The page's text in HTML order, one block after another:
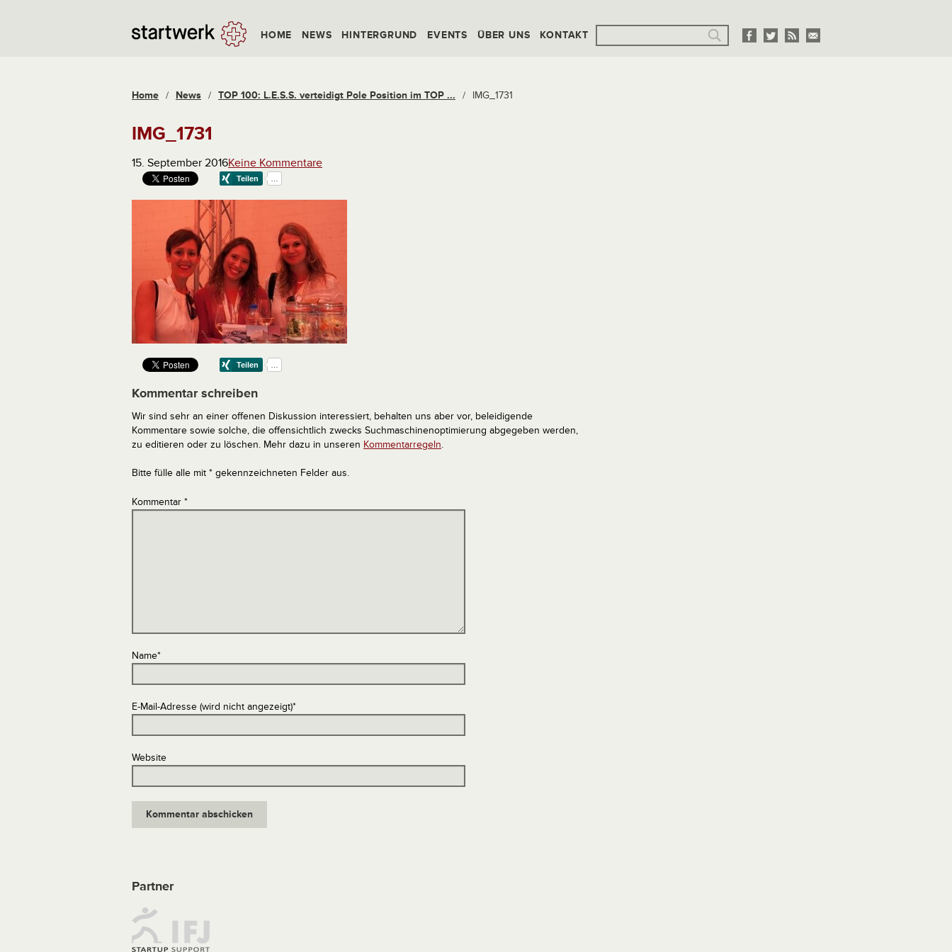
HOME NEWS HINTERGRUND EVENTS ÜBER UNS KONTAKT
Home / News / TOP 100: L.E.S.S. verteidigt Pole Position im TOP ... / IMG_1731
IMG_1731
15. September 2016Keine Kommentare
Kommentar schreiben
Wir sind sehr an einer offenen Diskussion interessiert, behalten uns aber vor, beleidigende
Kommentare sowie solche, die offensichtlich zwecks Suchmaschinenoptimierung abgegeben werden,
zu editieren oder zu löschen. Mehr dazu in unseren Kommentarregeln.
Bitte fülle alle mit * gekennzeichneten Felder aus.
Kommentar *
Name*
E-Mail-Adresse (wird nicht angezeigt)*
Website
Partner